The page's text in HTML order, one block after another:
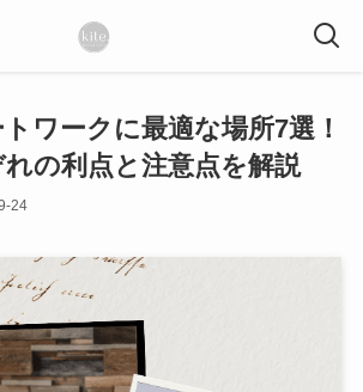
ワークに最適な場所7選！
の利点と注意点を解説
24